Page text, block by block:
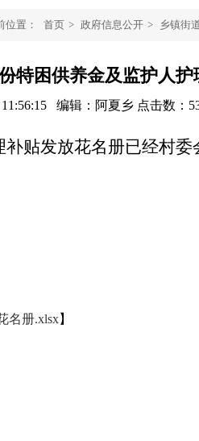
位置： 首页 > 政府信息公开 > 乡镇街
特困供养金及监护人
11:56:15 编辑：阿夏乡 点击数：
贴发放花名册已经村
名册.xlsx】